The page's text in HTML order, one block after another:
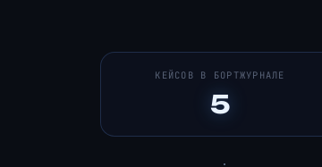
КЕЙСОВ В БОРТЖУРНАЛЕ
5